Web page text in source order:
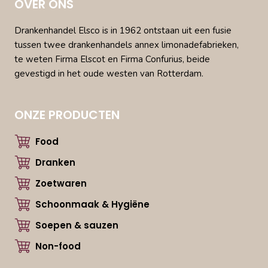
OVER ONS
Drankenhandel Elsco is in 1962 ontstaan uit een fusie
tussen twee drankenhandels annex limonadefabrieken,
te weten Firma Elscot en Firma Confurius, beide
gevestigd in het oude westen van Rotterdam.
ONZE PRODUCTEN
Food
Dranken
Zoetwaren
Schoonmaak & Hygiëne
Soepen & sauzen
Non-food